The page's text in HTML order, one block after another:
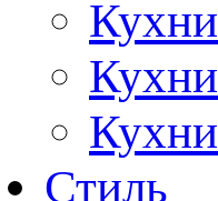
Стиль